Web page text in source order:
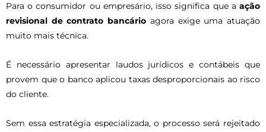
Para o consumidor ou empresário, isso significa que a ação
revisional de contrato bancário agora exige uma atuação
muito mais técnica.
É necessário apresentar laudos jurídicos e contábeis que
provem que o banco aplicou taxas desproporcionais ao risco
do cliente.
Sem essa estratégia especializada, o processo será rejeitado